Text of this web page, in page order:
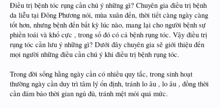
Điều trị bệnh tóc rụng cần chú ý những gì? Chuyên gia điều trị bệnh
da liễu tại Đông Phương nói, mùa xuân đến, thời tiết càng ngày càng
tốt hơn, nhưng bệnh đến bất kỳ lúc nào, mang lại cho người bệnh sự
phiền toái và khổ cực , trong số đó có cả bệnh rụng tóc. Vậy điều trị
rụng tóc cần lưu ý những gì? Dưới đây chuyên gia sẽ giới thiệu đến
mọi người những điều cần chú ý khi điều trị bệnh rụng tóc.
Trong đời sống hằng ngày cần có nhiều quy tắc, trong sinh hoạt
thường ngày cần duy trì tâm lý ổn định, tránh lo âu , lo âu , đồng thời
cần đảm bảo thời gian ngủ đủ, tránh mệt mỏi quá mức.